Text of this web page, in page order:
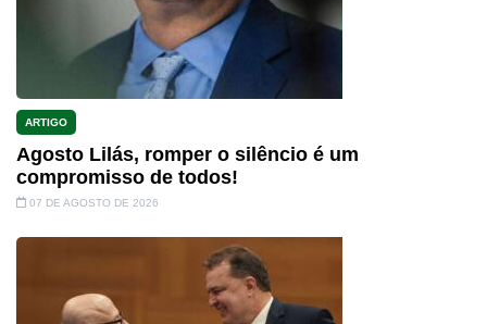
ARTIGO
Agosto Lilás, romper o silêncio é um
compromisso de todos!
07 DE AGOSTO DE 2026